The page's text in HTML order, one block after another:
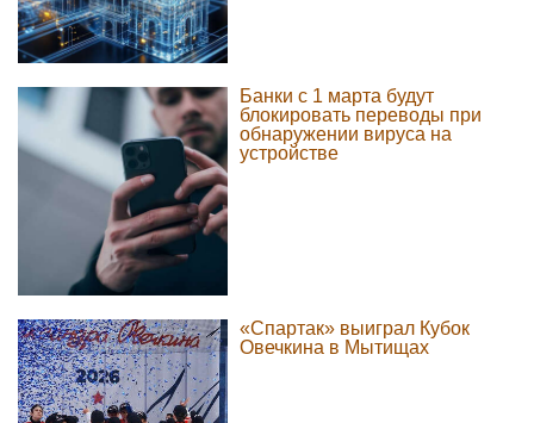
Банки с 1 марта будут
блокировать переводы при
обнаружении вируса на
устройстве
«Спартак» выиграл Кубок
Овечкина в Мытищах